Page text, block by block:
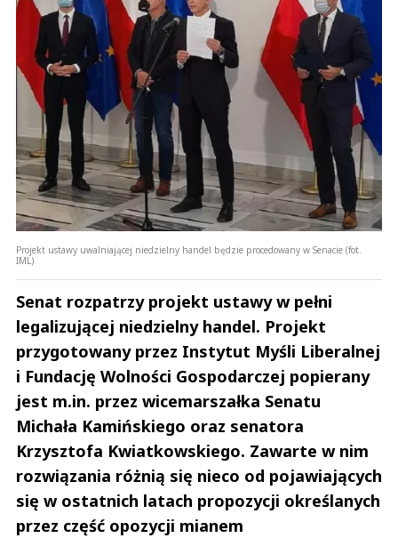
Projekt ustawy uwalniającej niedzielny handel będzie procedowany w Senacie (fot.
IML)
Senat rozpatrzy projekt ustawy w pełni
legalizującej niedzielny handel. Projekt
przygotowany przez Instytut Myśli Liberalnej
i Fundację Wolności Gospodarczej popierany
jest m.in. przez wicemarszałka Senatu
Michała Kamińskiego oraz senatora
Krzysztofa Kwiatkowskiego. Zawarte w nim
rozwiązania różnią się nieco od pojawiających
się w ostatnich latach propozycji określanych
przez część opozycji mianem